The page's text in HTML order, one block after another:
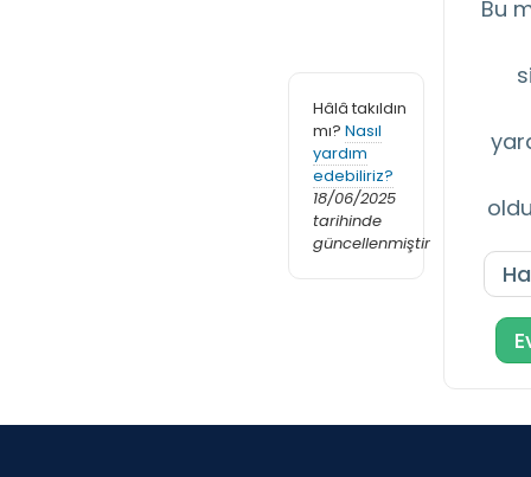
Hâlâ takıldın
mı? Nasıl
yardım
edebiliriz?
18/06/2025
tarihinde
güncellenmiştir
Bu